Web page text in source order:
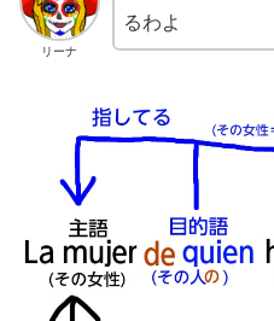
リーナ
るわよ